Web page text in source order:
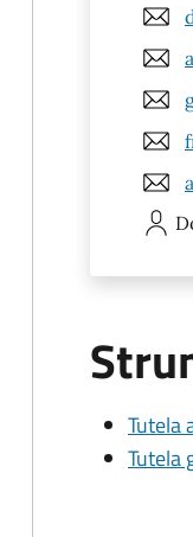
Tutela
Tutela